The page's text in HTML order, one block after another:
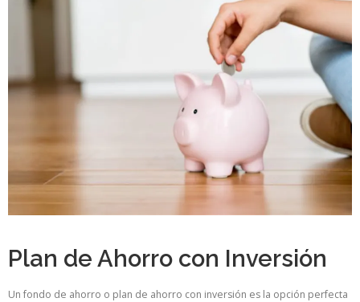
Plan de Ahorro con Inversión
Un fondo de ahorro o plan de ahorro con inversión es la opción perfecta